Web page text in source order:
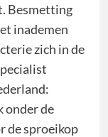
Besmetting
inademen
zich in de
onder de
de sproeikop